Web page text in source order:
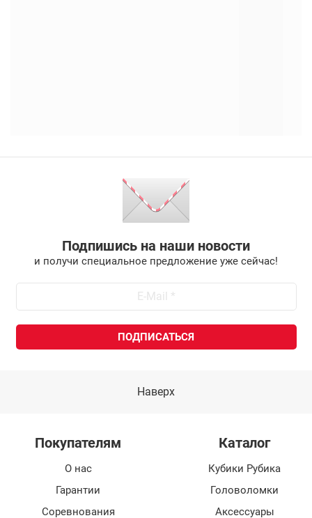
Подпишись на наши новости
и получи специальное предложение уже сейчас!
Наверх
Покупателям
О нас
Гарантии
Соревнования
Каталог
Кубики Рубика
Головоломки
Аксессуары